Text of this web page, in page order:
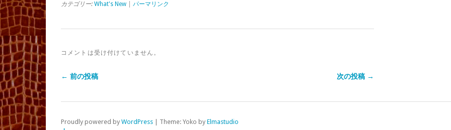
カテゴリー: What's New パーマリンク
コメントは受け付けていません。
← 前の投稿 次の投稿 →
Proudly powered by WordPress Theme: Yoko by Elmastudio